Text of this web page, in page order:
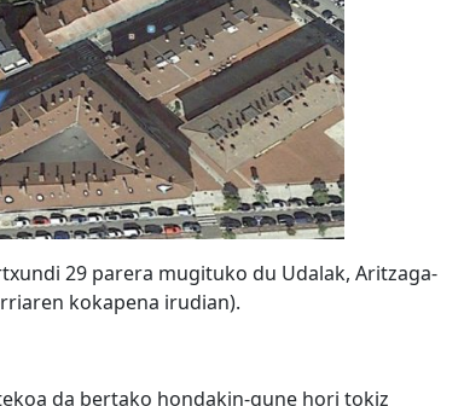
29 parera mugituko du Udalak, Aritzaga-
kokapena irudian).
da bertako hondakin-gune hori tokiz